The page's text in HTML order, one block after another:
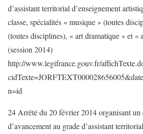
d’assistant territorial d’enseignement
classe, spécialités « musique » (toutes
(toutes disciplines), « art dramatique » et «
(session 2014)
http://www.legifrance.gouv.fr/
n=id
24 Arrêté du 20 février 2014 organisant un
d’avancement au grade d’assistant